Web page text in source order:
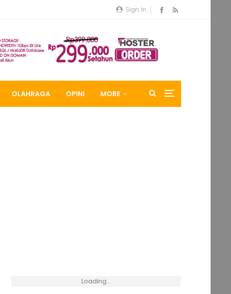
Sign In
OLAHRAGA OPINI MORE
Loading...